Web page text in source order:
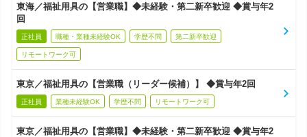
東海／福祉用具の【営業職】◆未経験・第二新卒歓迎 ◆賞与年2
回
正社員 職種・業種未経験OK 学歴不問 第二新卒歓迎
リモートワーク可
東京／福祉用具の【営業職（リーダー候補）】 ◆賞与年2回
正社員 業種未経験OK 学歴不問 リモートワーク可
東京／福祉用具の【営業職】◆未経験・第二新卒歓迎 ◆賞与年2